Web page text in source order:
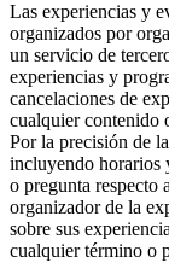
Las experiencias y
organizados por
un servicio de
experiencias y
cancelaciones de
cualquier contenido
Por la precisión de
incluyendo horarios
o pregunta respecto
organizador de la
sobre sus
cualquier término o